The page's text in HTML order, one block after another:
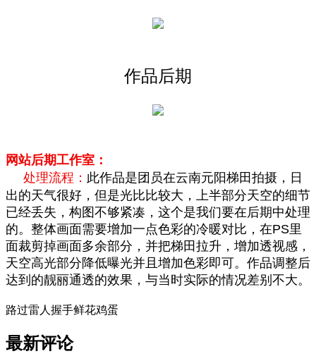
作品后期
网站后期工作室：
处理流程： 此作品是团员在云南元阳梯田拍摄，日
出的天气很好，但是光比比较大，上半部分天空的细节
已经丢失，构图不够紧凑，这个是我们要在后期中处理
的。整体画面需要增加一点色彩的冷暖对比，在PS里
面裁剪掉画面多余部分，并把梯田拉升，增加透视感，
天空高光部分降低曝光并且增加色彩即可。作品调整后
达到的靓丽通透的效果，与当时实际的情况差别不大。
路过雷人 握手鲜花鸡蛋
最新评论